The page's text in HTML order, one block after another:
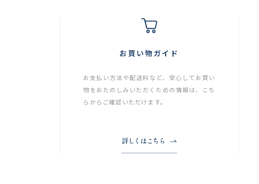
お買い物ガイド
お支払い方法や配送料など、安心してお買い
物をおたのしみいただくための情報は、こち
らからご確認いただけます。
詳しくはこちら